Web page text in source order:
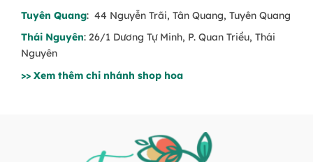
Tuyên Quang: 44 Nguyễn Trãi, Tân Quang, Tuyên Quang
Thái Nguyên: 26/1 Dương Tự Minh, P. Quan Triều, Thái
Nguyên
>> Xem thêm chi nhánh shop hoa